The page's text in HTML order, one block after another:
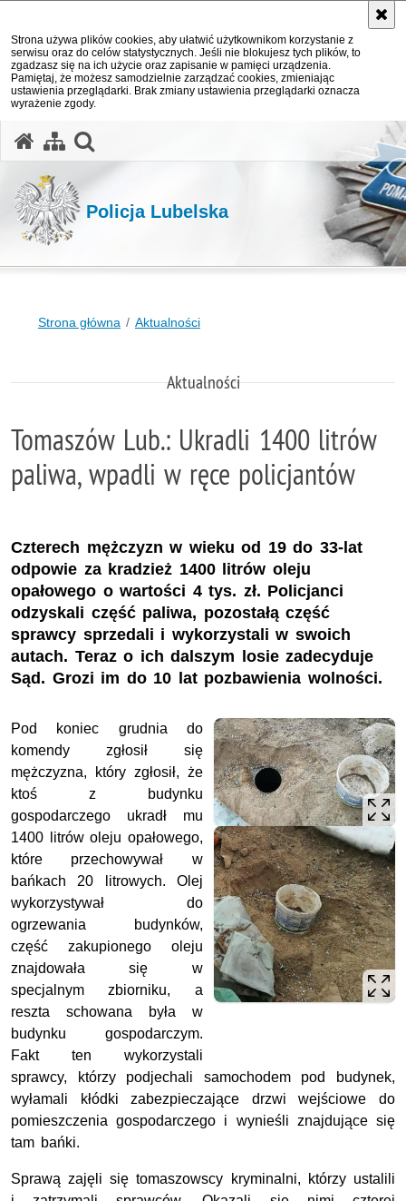
Strona używa plików cookies, aby ułatwić użytkownikom korzystanie z
serwisu oraz do celów statystycznych. Jeśli nie blokujesz tych plików, to
zgadzasz się na ich użycie oraz zapisanie w pamięci urządzenia.
Pamiętaj, że możesz samodzielnie zarządzać cookies, zmieniając
ustawienia przeglądarki. Brak zmiany ustawienia przeglądarki oznacza
wyrażenie zgody.
Policja Lubelska
Strona główna Aktualności
Aktualności
Tomaszów Lub.: Ukradli 1400 litrów
paliwa, wpadli w ręce policjantów
Czterech mężczyzn w wieku od 19 do 33-lat
odpowie za kradzież 1400 litrów oleju
opałowego o wartości 4 tys. zł. Policjanci
odzyskali część paliwa, pozostałą część
sprawcy sprzedali i wykorzystali w swoich
autach. Teraz o ich dalszym losie zadecyduje
Sąd. Grozi im do 10 lat pozbawienia wolności.
Pod koniec grudnia do
komendy zgłosił się
mężczyzna, który zgłosił, że
ktoś z budynku
gospodarczego ukradł mu
1400 litrów oleju opałowego,
które przechowywał w
bańkach 20 litrowych. Olej
wykorzystywał do
ogrzewania budynków,
część zakupionego oleju
znajdowała się w
specjalnym zbiorniku, a
reszta schowana była w
budynku gospodarczym.
Fakt ten wykorzystali
sprawcy, którzy podjechali samochodem pod budynek,
wyłamali kłódki zabezpieczające drzwi wejściowe do
pomieszczenia gospodarczego i wynieśli znajdujące się
tam bańki.
Sprawą zajęli się tomaszowscy kryminalni, którzy ustalili